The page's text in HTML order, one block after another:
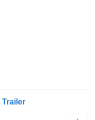
Trailer